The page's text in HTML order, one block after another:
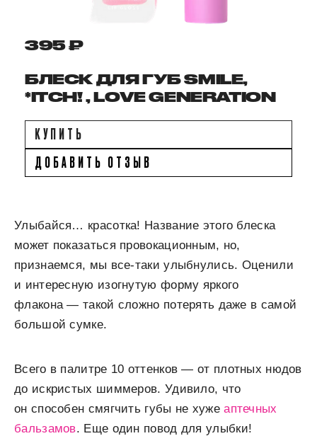
395 ₽
БЛЕСК ДЛЯ ГУБ SMILE,
*ITCH! , LOVE GENERATION
КУПИТЬ
ДОБАВИТЬ ОТЗЫВ
Улыбайся… красотка! Название этого блеска
может показаться провокационным, но,
признаемся, мы все-таки улыбнулись. Оценили
и интересную изогнутую форму яркого
флакона — такой сложно потерять даже в самой
большой сумке.
Всего в палитре 10 оттенков — от плотных нюдов
до искристых шиммеров. Удивило, что
он способен смягчить губы не хужеаптечных
бальзамов. Еще один повод для улыбки!